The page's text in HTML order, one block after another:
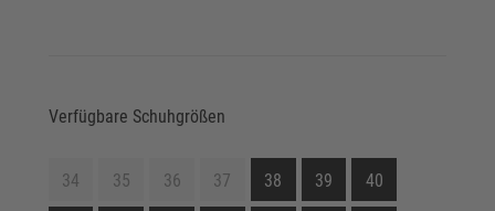
Verfügbare Schuhgrößen
34 35 36 37 38 39 40